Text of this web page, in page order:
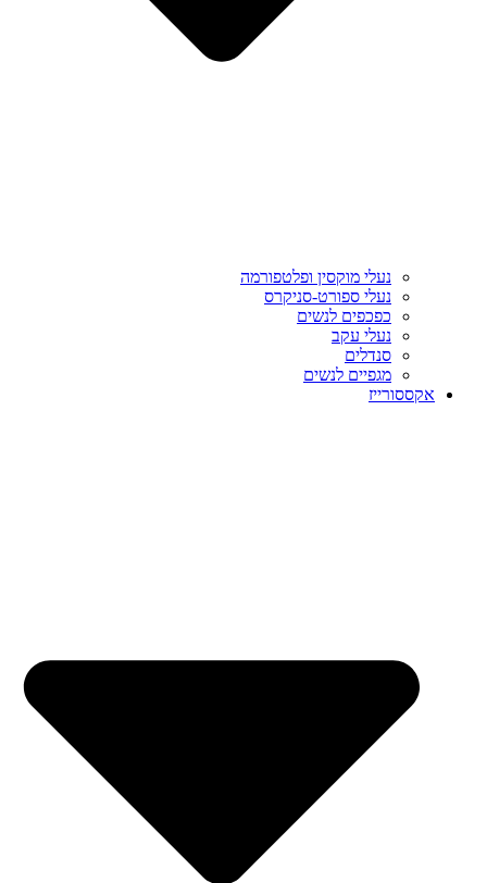
נעלי מוקסין ופלטפורמה
נעלי ספורט-סניקרס
כפכפים לנשים
נעלי עקב
סנדלים
מגפיים לנשים
אקססורייז